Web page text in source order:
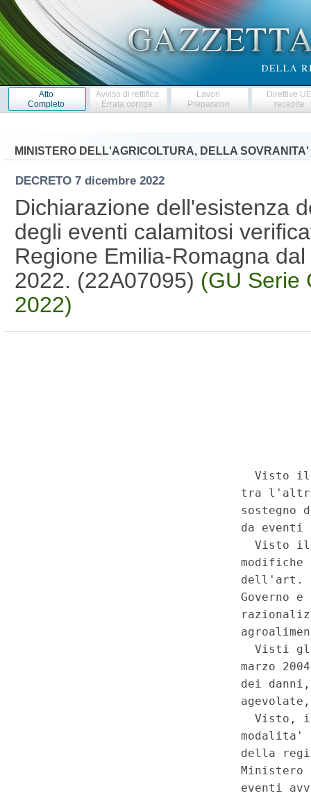
Atto
Completo
Avviso di rettifica
Errata corrige
Lavori
Preparatori
Direttive
recepite
MINISTERO DELL'AGRICOLTURA, DELLA
DECRETO 7 dicembre 2022
Dichiarazione dell'esistenza
degli eventi calamitosi
Regione Emilia-Romagna
2022. (22A07095) (GU Serie
2022)